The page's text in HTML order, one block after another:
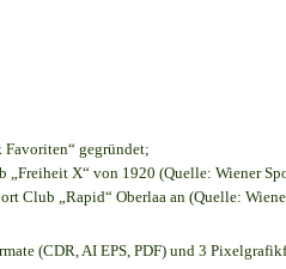
Favoriten“ gegründet;
„Freiheit X“ von 1920 (Quelle: Wiener
Club „Rapid“ Oberlaa an (Quelle:
(CDR, AI EPS, PDF) und 3